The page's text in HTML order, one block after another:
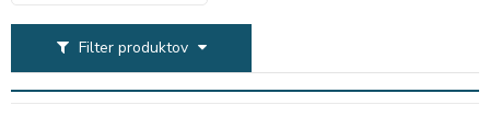
Filter produktov